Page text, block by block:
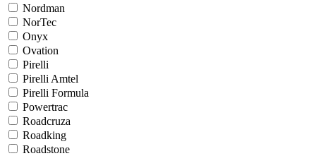
Nordman
NorTec
Onyx
Ovation
Pirelli
Pirelli Amtel
Pirelli Formula
Powertrac
Roadcruza
Roadking
Roadstone